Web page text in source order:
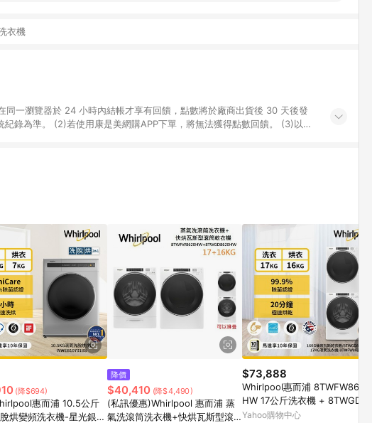
衣機
同一瀏覽器於 24 小時內結帳才享有回饋，點數將於廠商出貨後 30 天後發
錄為準。 (2)若使用康是美網購APP下單，將無法獲得點數回饋。​ (3)以下
可於LINE購物網站或APP中的「我的訂單」頁面查詢，請依LINE購物網站
(降$694)
惠而浦 10.5公斤
烘變頻洗衣機-星光銀
降價
$40,410 (降$4,490)
(私訊優惠)Whirlpool 惠而浦 蒸
氣洗滾筒洗衣機+快烘瓦斯型滾
$73,888
Whirlpool惠而浦 8TWFW8620
HW 17公斤洗衣機 + 8TWGD86
20HW 16公斤乾衣機 桶裝瓦斯型
Yahoo購物中心